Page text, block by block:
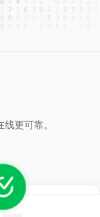
更可靠。